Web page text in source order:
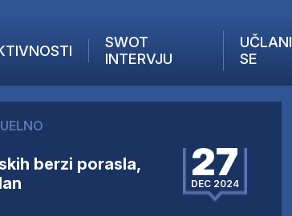
SWOT
INTERVJU
UČLANI
SE
berzi porasla,
27
DEC 2024